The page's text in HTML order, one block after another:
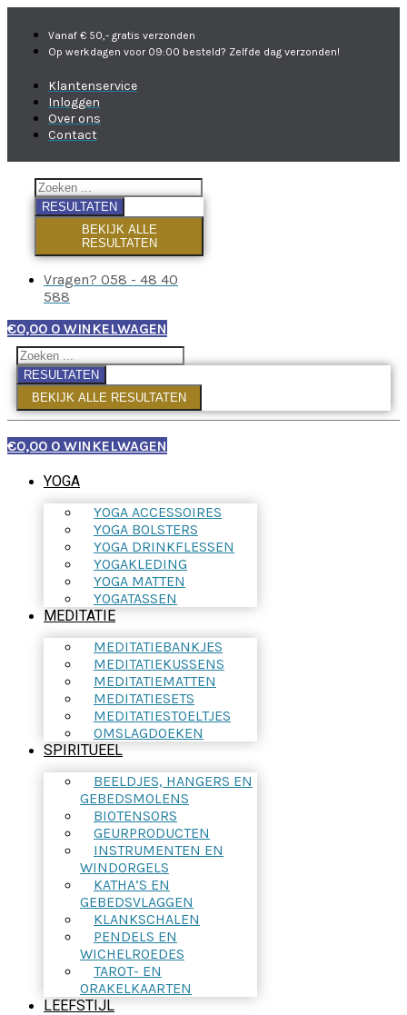
Vanaf € 50,- gratis verzonden
Op werkdagen voor 09:00 besteld? Zelfde dag verzonden!
Klantenservice
Inloggen
Over ons
Contact
RESULTATEN
BEKIJK ALLE
RESULTATEN
Vragen? 058 - 48 40
588
€0,00 0 WINKELWAGEN
RESULTATEN
BEKIJK ALLE RESULTATEN
€0,00 0 WINKELWAGEN
YOGA
YOGA ACCESSOIRES
YOGA BOLSTERS
YOGA DRINKFLESSEN
YOGAKLEDING
YOGA MATTEN
YOGATASSEN
MEDITATIE
MEDITATIEBANKJES
MEDITATIEKUSSENS
MEDITATIEMATTEN
MEDITATIESETS
MEDITATIESTOELTJES
OMSLAGDOEKEN
SPIRITUEEL
BEELDJES, HANGERS EN
GEBEDSMOLENS
BIOTENSORS
GEURPRODUCTEN
INSTRUMENTEN EN
WINDORGELS
KATHA’S EN
GEBEDSVLAGGEN
KLANKSCHALEN
PENDELS EN
WICHELROEDES
TAROT- EN
ORAKELKAARTEN
LEEFSTIJL